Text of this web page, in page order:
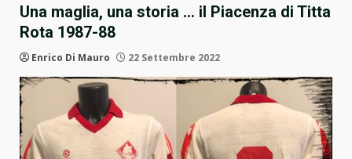
Una maglia, una storia … il Piacenza di Titta
Rota 1987-88
Enrico Di Mauro 22 Settembre 2022